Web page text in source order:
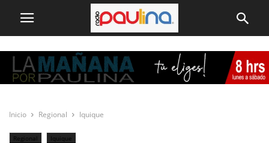
Inicio Regional Iquique
Regional Iquique